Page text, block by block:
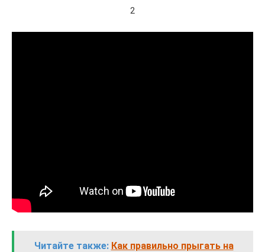
2
Читайте также: Как правильно прыгать на